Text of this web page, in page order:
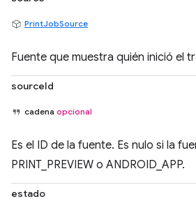
PrintJobSource
Fuente que muestra quién inició el
sourceId
cadena opcional
Es el ID de la fuente. Es nulo si la
PRINT_PREVIEW o ANDROID_APP.
estado